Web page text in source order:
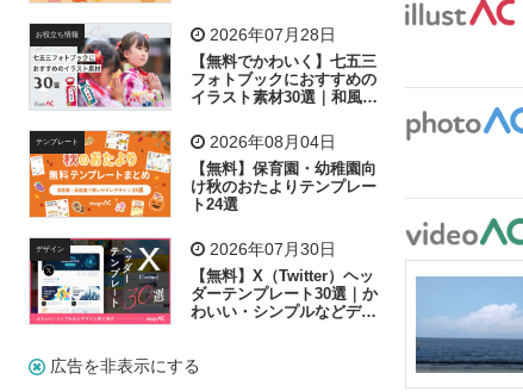
子供 作業員 葉 相談 ピクトグラム
お役立ち情報 2026年07月28日
【無料でかわいく】七五三
フォトブックにおすすめの
イラスト素材30選｜和風の
テンプレート 2026年08月04日
【無料】保育園・幼稚園向
け秋のおたよりテンプレー
ト24選
デザイン 2026年07月30日
【無料】X（Twitter）ヘッ
ダーテンプレート30選｜か
わいい・シンプルなどデザ
広告を非表示にする